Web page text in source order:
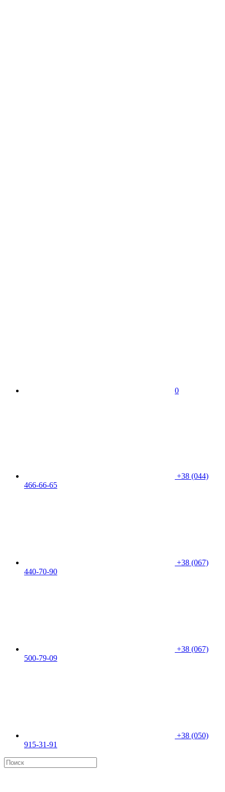
0
+38 (044)
466-66-65
+38 (067)
440-70-90
+38 (067)
500-79-09
+38 (050)
915-31-91